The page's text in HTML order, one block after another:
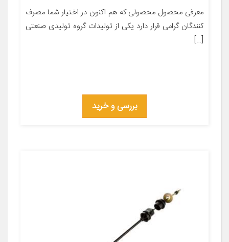
معرفی محصول محصولی که هم اکنون در اختیار شما مصرف
کنندگان گرامی قرار دارد یکی از تولیدات گروه تولیدی صنعتی
[…]
بررسی و خرید